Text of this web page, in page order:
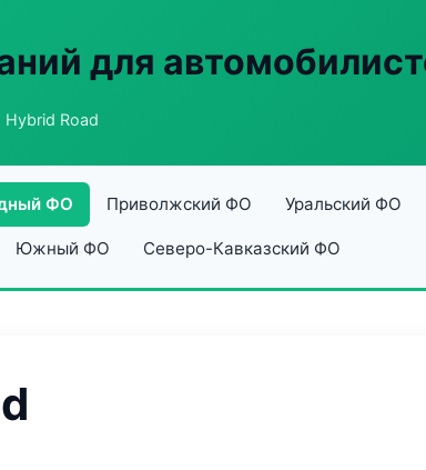
для
Hybrid Road
ФО Приволжский ФО Уральский ФО
Южный ФО Северо-Кавказский ФО